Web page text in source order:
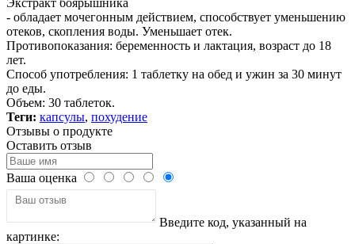
- обладает мочегонным действием, способствует уменьшению
отеков, скопления воды. Уменьшает отек.
Противопоказания: беременность и лактация, возраст до 18
лет.
Способ употребления: 1 таблетку на обед и ужин за 30 минут
до еды.
Объем: 30 таблеток.
Теги: капсулы, похудение
Отзывы о продукте
Оставить отзыв
Ваша оценка
Введите код, указанный на
картинке: